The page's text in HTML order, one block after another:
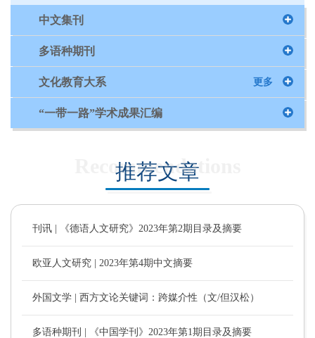
中文集刊
多语种期刊
文化教育大系 更多
“一带一路”学术成果汇编
推荐文章
Recommendations
刊讯 | 《德语人文研究》2023年第2期目录及摘要
欧亚人文研究 | 2023年第4期中文摘要
外国文学 | 西方文论关键词：跨媒介性（文/但汉松）
多语种期刊 | 《中国学刊》2023年第1期目录及摘要